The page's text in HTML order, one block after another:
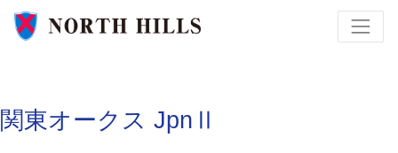
関東オークス JpnⅡ